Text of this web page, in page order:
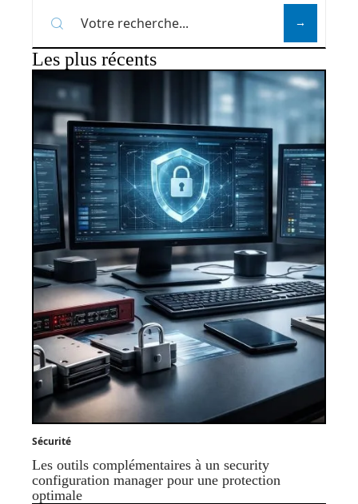
Les plus récents
Sécurité
Les outils complémentaires à un security
configuration manager pour une protection
optimale